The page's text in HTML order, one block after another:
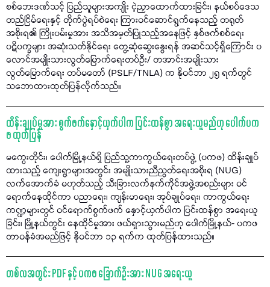
စစ်ဘေးဒဏ်သင့် ပြည်သူများအကျိုး ငဲ့ညှာထောက်ထားခြင်း၊ နယ်စပ်ဒေသ
တည်ငြိမ်ရေးနှင့် တိုက်ပွဲရပ်စဲရေး ကြားဝင်ဆောင်ရွက်နေသည့် တရုတ်
အစိုးရ၏ ကြိုးပမ်းမှုအား အသိအမှတ်ပြုသည့်အနေဖြင့် နှစ်ဖက်စစ်ရေး
ပဋိပက္ခများ အဆုံးသတ်နိုင်ရေး တွေ့ဆုံဆွေးနွေးရန် အဆင်သင့်ရှိကြောင်း ပ
လောင်အမျိုးသားလွတ်မြောက်ရေးတပ်ဦး/ တအာင်းအမျိုးသား
လွတ်မြောက်ရေး တပ်မတော် (PSLF/TNLA) က နိုဝင်ဘာ ၂၅ ရက်တွင်
သဘောထားထုတ်ပြန်လိုက်သည်။
ထိန်းချုပ်မှုအား စွက်ဖက်နှောင့်ယှက်ပါက ပြင်းထန်စွာ အရေးယူမည်ဟု ပေါက်ပက
ဖ ထုတ်ပြန်
မကွေးတိုင်း၊ ပေါက်မြို့နယ်ရှိ ပြည်သူ့ကာကွယ်ရေးတပ်ဖွဲ့ (ပကဖ) ထိန်းချုပ်
ထားသည့် ကျေးရွာများအတွင်း အမျိုးသားညီညွတ်ရေးအစိုးရ (NUG)
လက်အောက်ခံ မဟုတ်သည့် သီးခြားလက်နက်ကိုင်အဖွဲ့အစည်းများ ဝင်
ရောက်နေထိုင်ကာ ပညာရေး၊ ကျန်းမာရေး၊ အုပ်ချုပ်ရေး၊ ကာကွယ်ရေး
ကဏ္ဍများတွင် ဝင်ရောက်စွက်ဖက် နှောင့်ယှက်ပါက ပြင်းထန်စွာ အရေးယူ
ခြင်း၊ မြို့နယ်တွင်း နေထိုင်မှုအား ဖယ်ရှားသွားမည်ဟု ပေါက်မြို့နယ်- ပကဖ
တာဝန်ခံအမည်ဖြင့် နိုဝင်ဘာ ၁၃ ရက်က ထုတ်ပြန်ထားသည်။
တစ်လအတွင်း PDF နှင့် ပကဖ ခြောက်ဦးအား NUG အရေးယူ